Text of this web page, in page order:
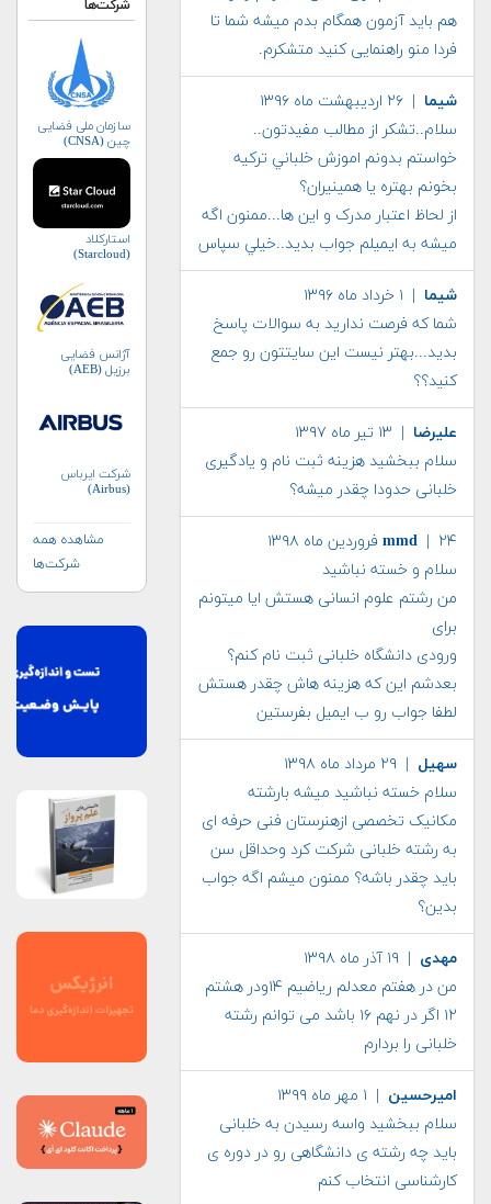
هم باید آزمون همگام بدم میشه شما تا
فردا منو راهنمایی کنید متشکرم.
شيما
سلام..تشکر از مطالب مفيدتون..
خواستم بدونم اموزش خلباني ترکيه
بخونم بهتره يا همينيران؟
از لحاظ اعتبار مدرک و اين ها...ممنون اگه
ميشه به ايميلم جواب بديد..خيلي سپاس
شيما
شما که فرصت نداريد به سوالات پاسخ
بديد...بهتر نيست اين سايتتون رو جمع
کنيد؟؟
علیرضا
سلام ببخشید هزینه ثبت نام و یادگیری
خلبانی حدودا چقدر میشه؟
mmd | ۲۴ فروردین ماه ۱۳۹۸
سلام و خسته نباشید
من رشتم علوم انسانی هستش ایا میتونم
برای
ورودی دانشگاه خلبانی ثبت نام کنم؟
بعدشم این که هزینه هاش چقدر هستش
لطفا جواب رو ب ایمیل بفرستین
سهیل
سلام خسته نباشید میشه بارشته
مکانیک تخصصی ازهنرستان فنی حرفه ای
به رشته خلبانی شرکت کرد وحداقل سن
باید چقدر باشه؟ ممنون میشم اگه جواب
بدین؟
مهدی
من در هفتم معدلم ریاضیم ۱۴ودر هشتم
۱۲ اگر در نهم ۱۶ باشد می توانم رشته
خلبانی را بردارم
امیرحسین
سلام ببخشید واسه رسیدن به خلبانی
باید چه رشته ی دانشگاهی رو در دوره ی
کارشناسی انتخاب کنم
شرکت‌ها
سازمان ملی فضایی
چین (CNSA)
استارکلاد
(Starcloud)
آژانس فضایی
برزیل (AEB)
شرکت ایرباس
(Airbus)
مشاهده همه
شرکت‌ها